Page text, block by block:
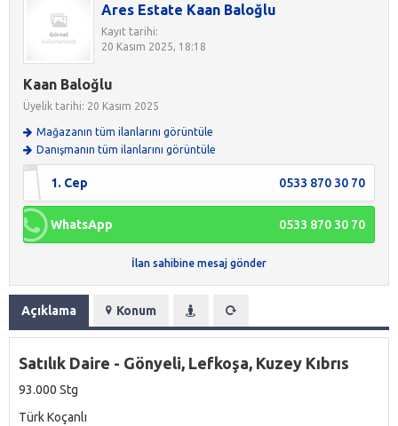
Ares Estate Kaan Baloğlu
Kayıt tarihi:
20 Kasım 2025, 18:18
Kaan Baloğlu
Üyelik tarihi: 20 Kasım 2025
Mağazanın tüm ilanlarını görüntüle
Danışmanın tüm ilanlarını görüntüle
1. Cep 0533 870 30 70
WhatsApp 0533 870 30 70
İlan sahibine mesaj gönder
Açıklama Konum
Satılık Daire - Gönyeli, Lefkoşa, Kuzey Kıbrıs
93.000 Stg
Türk Koçanlı